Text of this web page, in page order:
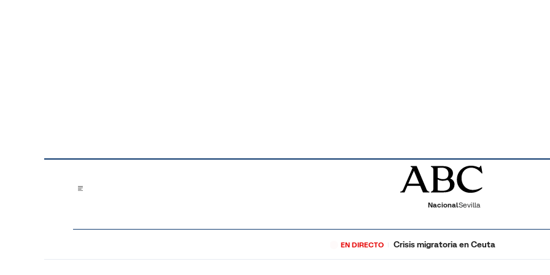
NacionalSevilla
EN DIRECTO Crisis migratoria en Ceuta